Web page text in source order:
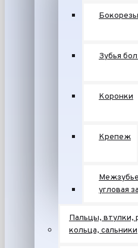
Бокорезы
Зубья
Коронки
Крепеж
угловая
Пальцы, втулки,
кольца, сальники